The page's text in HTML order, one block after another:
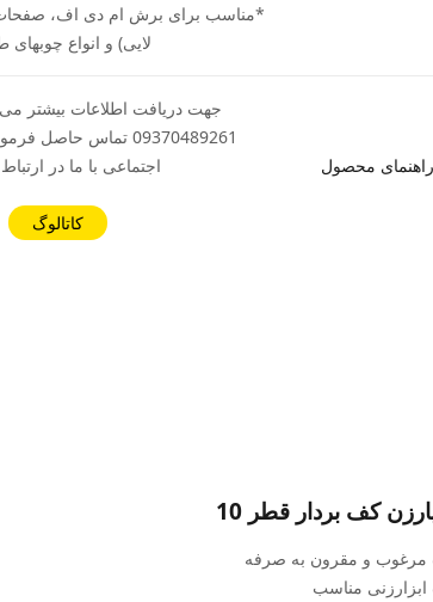
*مناسب برای برش ام دی اف، صفحات
لایی) و انواع چوبهای
راهنمای محصول
جهت دریافت اطلاعات بیشتر می
09370489261 تماس
اجتماعی با ما در
کاتالوگ
کف بردار قطر 10
مرغوب و مقرون به صرفه
مناسب